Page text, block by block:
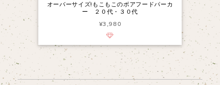
オーバーサイズ!もこもこのボアフードパーカ
ー ２０代・３０代
¥3,980